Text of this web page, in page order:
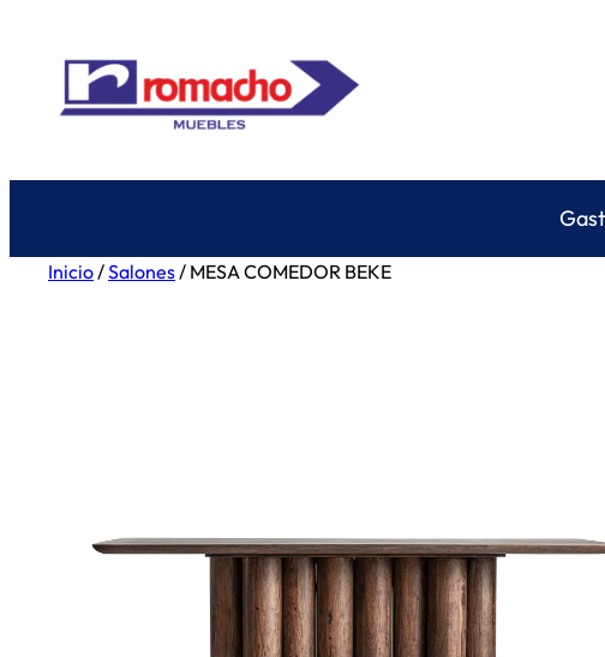
contenido
Inicio /Salones / MESA COMEDOR BEKE